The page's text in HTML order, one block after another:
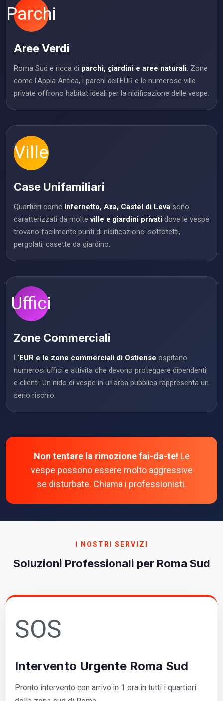
Parchi
Aree Verdi
Roma Sud e ricca di parchi, giardini e aree naturali. Zone
come l'Appia Antica, i parchi dell'EUR e le numerose ville
private offrono habitat ideali per la nidificazione delle vespe.
Ville
Case Unifamiliari
Quartieri come Infernetto, Axa, Castel di Leva sono
caratterizzati da molteville e giardini privati dove le vespe
trovano facilmente punti di nidificazione: sottotetti,
pergolati, casette da giardino.
Uffici
Zone Commerciali
L'EUR e le zone commerciali di Ostiense ospitano
numerosi uffici e attivita che devono proteggere dipendenti
e clienti. Un nido di vespe in un'area pubblica rappresenta un
serio rischio.
Non tentare la rimozione fai-da-te! Le
vespe possono essere molto aggressive
se disturbate. Chiama i professionisti.
I NOSTRI SERVIZI
Soluzioni Professionali per Roma Sud
SOS
Intervento Urgente Roma Sud
Pronto intervento con arrivo in 1 ora in tutti i quartieri